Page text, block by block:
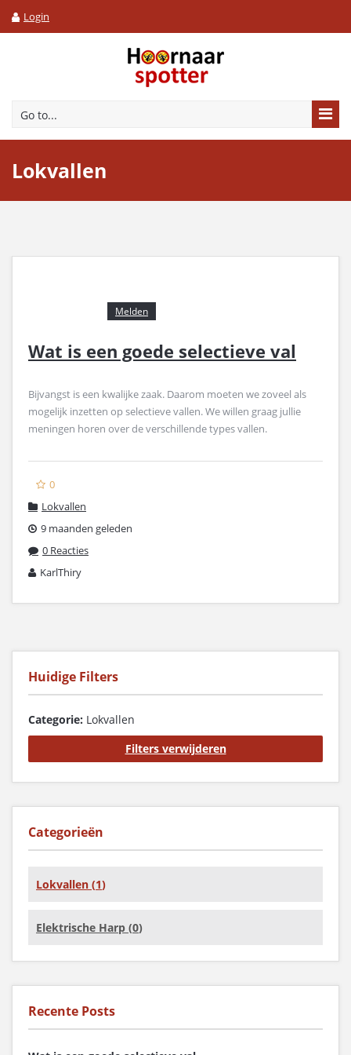
Login
Go to...
Lokvallen
Wat is een goede selectieve val
Melden
Bijvangst is een kwalijke zaak. Daarom moeten we zoveel als
mogelijk inzetten op selectieve vallen. We willen graag jullie
meningen horen over de verschillende types vallen.
0
Lokvallen
9 maanden geleden
0 Reacties
KarlThiry
Huidige Filters
Categorie: Lokvallen
Filters verwijderen
Categorieën
Lokvallen (1)
Elektrische Harp (0)
Recente Posts